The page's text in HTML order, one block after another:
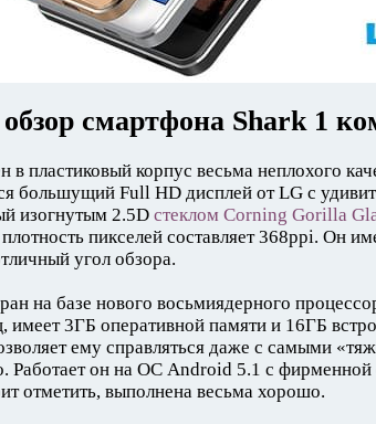
смартфона Shark 1
в пластиковый корпус весьма неплохого
большущий Full HD дисплей от LG с
изогнутым 2.5D стеклом Corning Gorilla
пикселей составляет 368ppi. Он
угол обзора.
на базе нового восьмиядерного
имеет 3ГБ оперативной памяти и 16ГБ
ему справляться даже с самыми
Работает он на ОС Android 5.1 с
отметить, выполнена весьма хорошо.